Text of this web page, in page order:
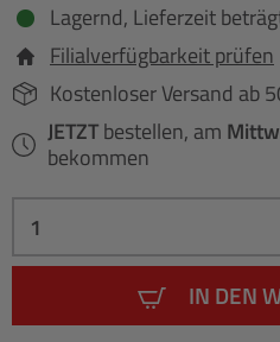
Lagernd, Lieferzeit
Filialverfügbarkeit prüfen
Kostenloser Versand ab
JETZTbestellen, am
bekommen
IN DEN